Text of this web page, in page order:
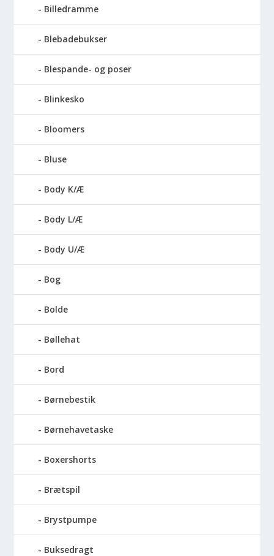
Billedramme
Blebadebukser
Blespande- og poser
Blinkesko
Bloomers
Bluse
Body K/Æ
Body L/Æ
Body U/Æ
Bog
Bolde
Bøllehat
Bord
Børnebestik
Børnehavetaske
Boxershorts
Brætspil
Brystpumpe
Buksedragt